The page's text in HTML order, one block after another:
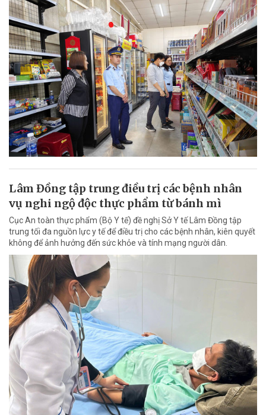
Lâm Đồng tập trung điều trị các bệnh nhân
vụ nghi ngộ độc thực phẩm từ bánh mì
Cục An toàn thực phẩm (Bộ Y tế) đề nghị Sở Y tế Lâm Đồng tập
trung tối đa nguồn lực y tế để điều trị cho các bệnh nhân, kiên quyết
không để ảnh hưởng đến sức khỏe và tính mạng người dân.